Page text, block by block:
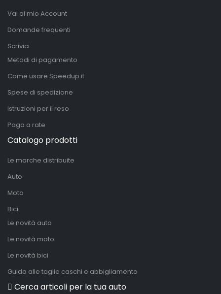
Vai al mio Account
Domande frequenti
Scrivici
Metodi di pagamento
Come usare Speedup.it
Spese di spedizione
Istruzioni per il reso
Paga a rate
Catalogo prodotti
Le marche distribuite
Auto
Moto
Bici
Le novità auto
Le novità moto
Le novità bici
Guida alle taglie caschi e abbigliamento
Cerca articoli per la tua auto